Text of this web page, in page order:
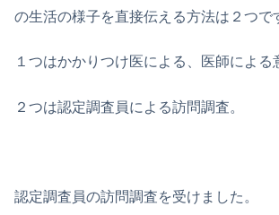
の生活の様子を直接伝える方法は２つで
１つはかかりつけ医による、医師による
２つは認定調査員による訪問調査。
認定調査員の訪問調査を受けました。